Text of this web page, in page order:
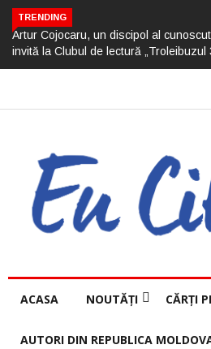
TRENDING
Artur Cojocaru, un discipol al
invită la Clubul de lectură „Troleibuzul
ACASA NOUTĂȚI CĂRȚI
AUTORI DIN REPUBLICA